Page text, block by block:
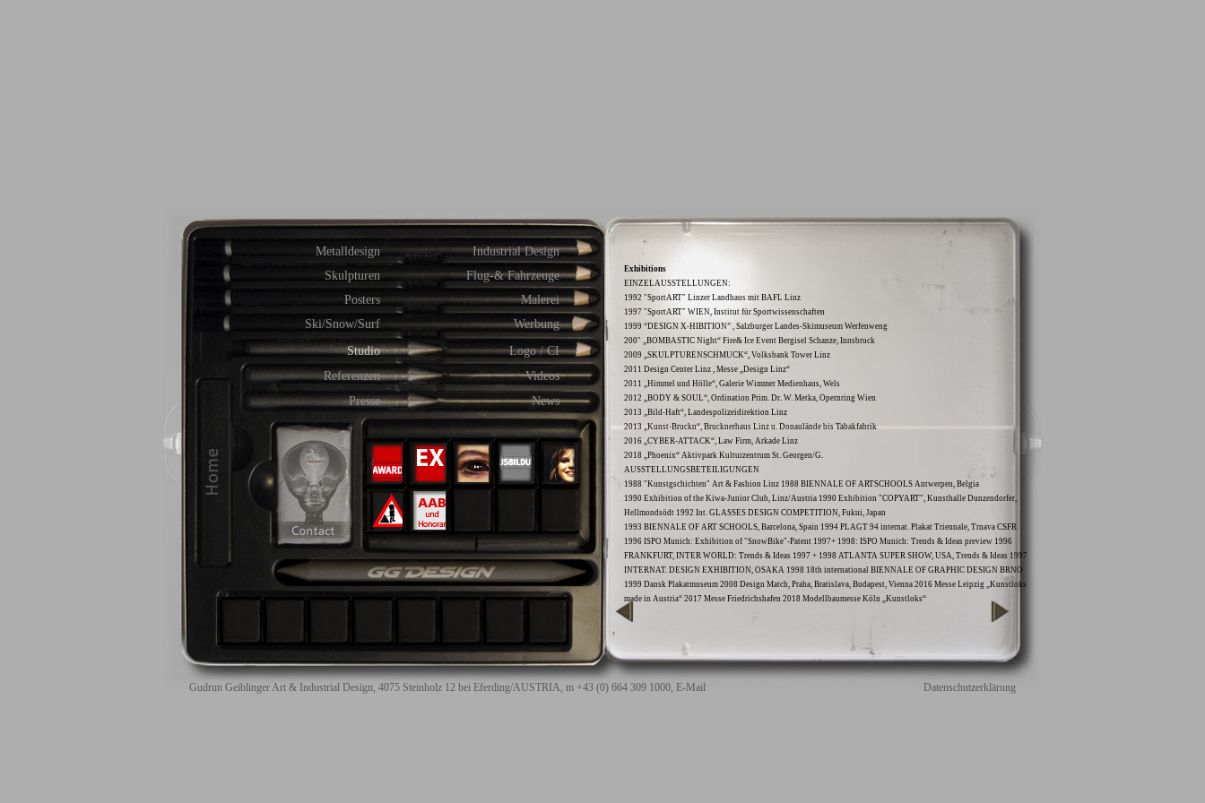
Metalldesign
Skulpturen
Posters
Ski/Snow/Surf
Studio
Referenzen
Presse
Industrial Design
Flug-& Fahrzeuge
Malerei
Werbung
Logo / CI
Videos
News
Exhibitions
EINZELAUSSTELLUNGEN:
1992 "SportART" Linzer Landhaus mit BAFL Linz
1997 "SportART" WIEN, Institut für Sportwissenschaften
1999 “DESIGN X-HIBITION” , Salzburger Landes-Skimuseum Werfenweng
200" „BOMBASTIC Night“ Fire& Ice Event Bergisel Schanze, Innsbruck
2009 „SKULPTURENSCHMUCK“, Volksbank Tower Linz
2011 Design Center Linz , Messe „Design Linz“
2011 „Himmel und Hölle“, Galerie Wimmer Medienhaus, Wels
2012 „BODY & SOUL“, Ordination Prim. Dr. W. Metka, Opernring Wien
2013 „Bild-Haft“, Landespolizeidirektion Linz
2013 „Kunst-Bruckn“, Brucknerhaus Linz u. Donaulände bis Tabakfabrik
2016 „CYBER-ATTACK“, Law Firm, Arkade Linz
2018 „Phoenix“ Aktivpark Kulturzentrum St. Georgen/G.
AUSSTELLUNGSBETEILIGUNGEN
1988 "Kunstgschichten" Art & Fashion Linz 1988 BIENNALE OF ARTSCHOOLS Antwerpen, Belgia
1990 Exhibition of the Kiwa-Junior Club, Linz/Austria 1990 Exhibition "COPYART", Kunsthalle Dunzendorfer,
Hellmondsödt 1992 Int. GLASSES DESIGN COMPETITION, Fukui, Japan
1993 BIENNALE OF ART SCHOOLS, Barcelona, Spain 1994 PLAGT 94 internat. Plakat Triennale, Trnava CSFR
1996 ISPO Munich: Exhibition of "SnowBike"-Patent 1997+ 1998: ISPO Munich: Trends & Ideas preview 1996
FRANKFURT, INTER WORLD: Trends & Ideas 1997 + 1998 ATLANTA SUPER SHOW, USA, Trends & Ideas 1997
INTERNAT. DESIGN EXHIBITION, OSAKA 1998 18th international BIENNALE OF GRAPHIC DESIGN BRNO
1999 Dansk Plakatmuseum 2008 Design Match, Praha, Bratislava, Budapest, Vienna 2016 Messe Leipzig „Kunstloks
made in Austria“ 2017 Messe Friedrichshafen 2018 Modellbaumesse Köln „Kunstloks“
Gudrun Geiblinger Art & Industrial Design, 4075 Steinholz 12 bei Eferding/AUSTRIA, m +43 (0) 664 309 1000, E-Mail Datenschutzerklärung